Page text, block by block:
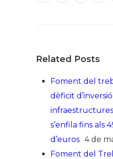
Related Posts
Foment del
dèficit
s’enfila fins als
d’euros 4 de
Foment del